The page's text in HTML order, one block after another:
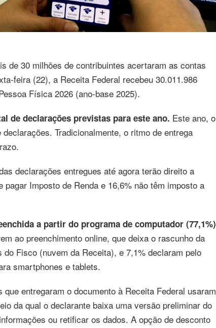
de 30 milhões de contribuintes acertaram as contas
feira (22), a Receita Federal recebeu 30.011.986
Física 2026 (ano-base 2025).
de declarações previstas para este ano. Este ano, o
Tradicionalmente, o ritmo de entrega
declarações entregues até agora terão direito a
Imposto de Renda e 16,6% não têm imposto a
a partir do programa de computador (77,1%)
ao preenchimento online, que deixa o rascunho da
Fisco (nuvem da Receita), e 7,1% declaram pelo
smartphones e tablets.
entregaram o documento à Receita Federal usaram
da qual o declarante baixa uma versão preliminar do
ou retificar os dados. A opção de desconto